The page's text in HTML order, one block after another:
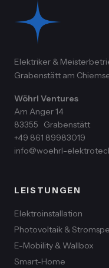
Elektriker &
Grabenstätt am
Wöhrl Ventures
Am Anger 14
83355
Grabenstätt
+49 861 89983019
info@woehrl-
LEISTUNGEN
Elektroinstallation
Photovoltaik &
E-Mobility & Wallbox
Smart-Home